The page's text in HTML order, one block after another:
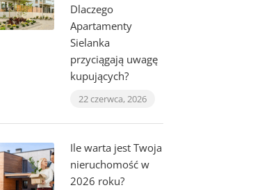
Dlaczego
Apartamenty
Sielanka
przyciągają uwagę
kupujących?
22 czerwca, 2026
Ile warta jest Twoja
nieruchomość w
2026 roku?